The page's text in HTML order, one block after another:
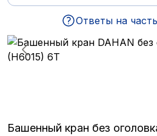
Ответы на
Башенный кран без